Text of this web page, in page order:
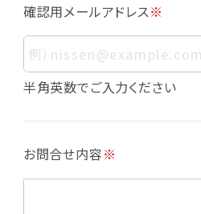
下の通りであり、これらの
えてお客様の個人情報を
せん。
・会員登録者の個人認証
・会員ポイントプログラムの
・メールマガジンの配信
・本サービスに関する規約
確認用メールアドレス※
半角英数でご入力ください
お問合せ内容※